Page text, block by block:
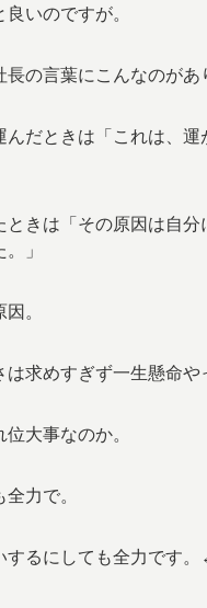
いのですが。
の言葉にこんなのがあ
んだときは「これは、
ときは「その原因は自分
」
。
は求めすぎず一生懸命や
大事なのか。
力で。
するにしても全力です